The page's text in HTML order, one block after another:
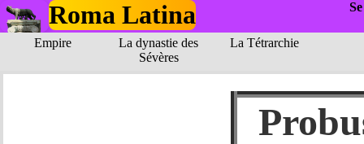
Roma Latina
Empire
La dynastie des
Sévères
La Tétrarchie